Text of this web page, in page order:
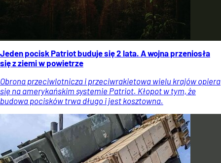
Jeden pocisk Patriot buduje się 2 lata. A wojna przeniosła
się z ziemi w powietrze
Obrona przeciwlotnicza i przeciwrakietowa wielu krajów opiera
się na amerykańskim systemie Patriot. Kłopot w tym, że
budowa pocisków trwa długo i jest kosztowna.